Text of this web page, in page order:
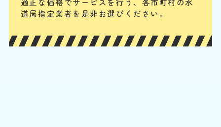
引
まず、止水栓を閉めて水の供給をストップします。タンク内のフロート
バルブやフラッシュバルブの動作確認、オーバーフロー管の水位を確
道局指定業者を是非お選びください。